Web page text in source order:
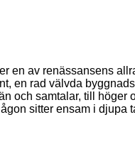
en av renässansens
en rad välvda
och samtalar, till
sitter ensam i